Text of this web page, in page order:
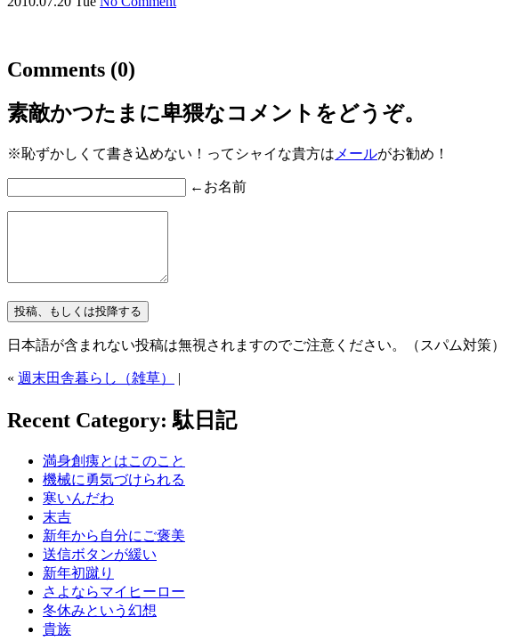
Comments (0)
素敵かつたまに卑猥なコメントをどうぞ。
※恥ずかしくて書き込めない！ってシャイな貴方は メールがお勧め！
←お名前
日本語が含まれない投稿は無視されますのでご注意ください。（スパム対策）
« 週末田舎暮らし（雑草） |
Recent Category: 駄日記
満身創痍とはこのこと
機械に勇気づけられる
寒いんだわ
末吉
新年から自分にご褒美
送信ボタンが緩い
新年初蹴り
さよならマイヒーロー
冬休みという幻想
貴族